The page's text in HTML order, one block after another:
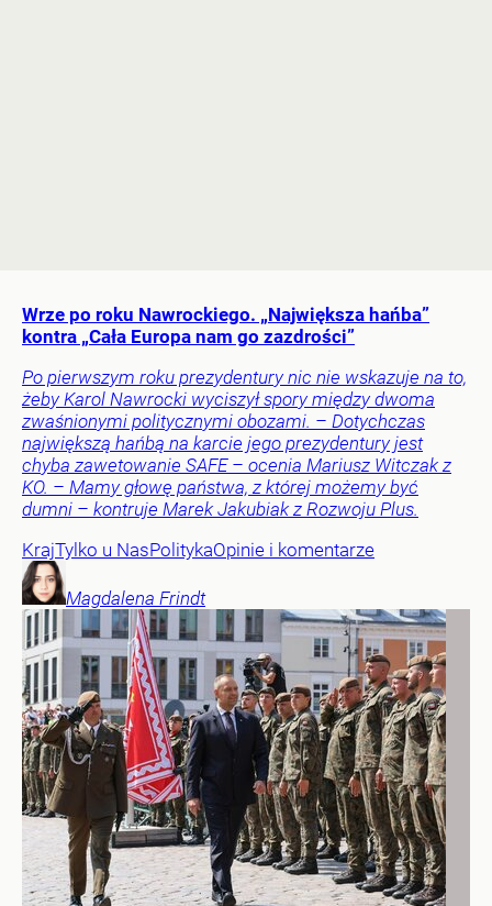
Wrze po roku Nawrockiego. „Największa hańba”
kontra „Cała Europa nam go zazdrości”
Po pierwszym roku prezydentury nic nie wskazuje na to,
żeby Karol Nawrocki wyciszył spory między dwoma
zwaśnionymi politycznymi obozami. – Dotychczas
największą hańbą na karcie jego prezydentury jest
chyba zawetowanie SAFE – ocenia Mariusz Witczak z
KO. – Mamy głowę państwa, z której możemy być
dumni – kontruje Marek Jakubiak z Rozwoju Plus.
KrajTylko u NasPolitykaOpinie i komentarze
Magdalena Frindt